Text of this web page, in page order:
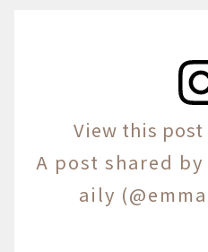
View this post
A post shared by
aily